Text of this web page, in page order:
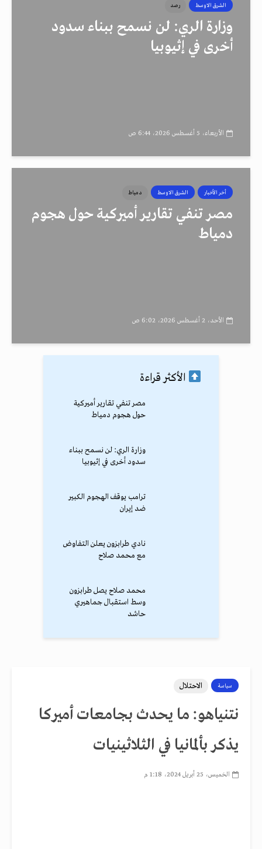
الشرق الاوسط رصد
وزارة الري: لن نسمح ببناء سدود
أخرى في إثيوبيا
الأربعاء، 5 أغسطس 2026، 6:44 ص
أخر الأخبار الشرق الاوسط دمياط
مصر تنفي تقارير أميركية حول هجوم
دمياط
الأحد، 2 أغسطس 2026، 6:02 ص
الأكثر قراءة
مصر تنفي تقارير أميركية
حول هجوم دمياط
وزارة الري: لن نسمح ببناء
سدود أخرى في إثيوبيا
ترامب يوقف الهجوم الكبير
ضد إيران
نادي طرابزون يعلن التفاوض
مع محمد صلاح
محمد صلاح يصل طرابزون
وسط استقبال جماهيري
حاشد
سياسة الاحتلال
نتنياهو: ما يحدث بجامعات أميركا
يذكر بألمانيا في الثلاثينيات
الخميس، 25 أبريل 2024، 1:18 م